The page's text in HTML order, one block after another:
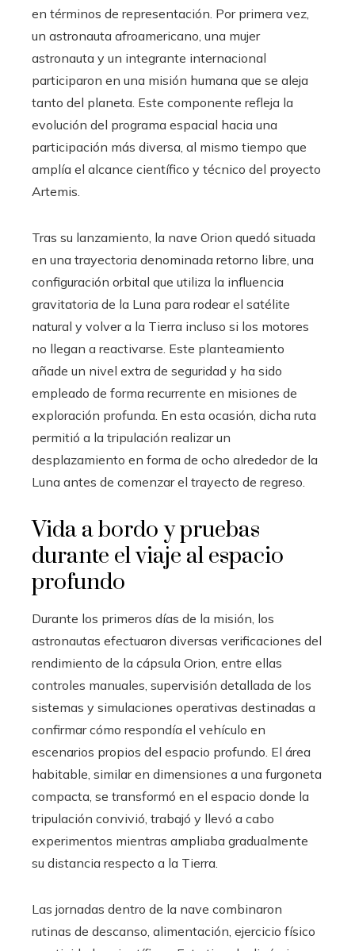
en términos de representación. Por primera vez,
un astronauta afroamericano, una mujer
astronauta y un integrante internacional
participaron en una misión humana que se aleja
tanto del planeta. Este componente refleja la
evolución del programa espacial hacia una
participación más diversa, al mismo tiempo que
amplía el alcance científico y técnico del proyecto
Artemis.
Tras su lanzamiento, la nave Orion quedó situada
en una trayectoria denominada retorno libre, una
configuración orbital que utiliza la influencia
gravitatoria de la Luna para rodear el satélite
natural y volver a la Tierra incluso si los motores
no llegan a reactivarse. Este planteamiento
añade un nivel extra de seguridad y ha sido
empleado de forma recurrente en misiones de
exploración profunda. En esta ocasión, dicha ruta
permitió a la tripulación realizar un
desplazamiento en forma de ocho alrededor de la
Luna antes de comenzar el trayecto de regreso.
Vida a bordo y pruebas
durante el viaje al espacio
profundo
Durante los primeros días de la misión, los
astronautas efectuaron diversas verificaciones del
rendimiento de la cápsula Orion, entre ellas
controles manuales, supervisión detallada de los
sistemas y simulaciones operativas destinadas a
confirmar cómo respondía el vehículo en
escenarios propios del espacio profundo. El área
habitable, similar en dimensiones a una furgoneta
compacta, se transformó en el espacio donde la
tripulación convivió, trabajó y llevó a cabo
experimentos mientras ampliaba gradualmente
su distancia respecto a la Tierra.
Las jornadas dentro de la nave combinaron
rutinas de descanso, alimentación, ejercicio físico